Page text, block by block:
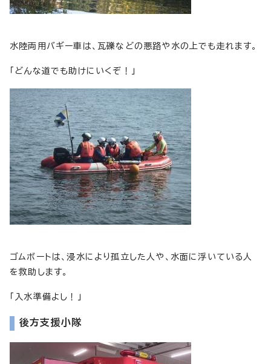
水陸両用バギー車は、瓦礫などの悪路や水の上でも走れます。
「どんな道でも助けにいくぞ！」
ゴムボートは、浸水により孤立した人や、水面に浮いている人
を救助します。
「入水準備よし！」
後方支援小隊